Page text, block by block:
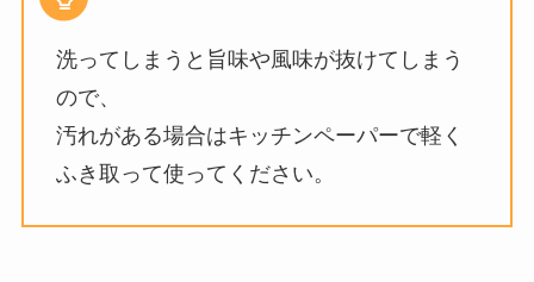
洗ってしまうと旨味や風味が抜けてしまう
ので、
汚れがある場合はキッチンペーパーで軽く
ふき取って使ってください。